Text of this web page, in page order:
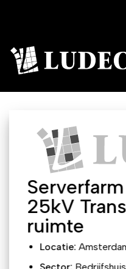
inhoud
25kV
ruimte
Locatie: